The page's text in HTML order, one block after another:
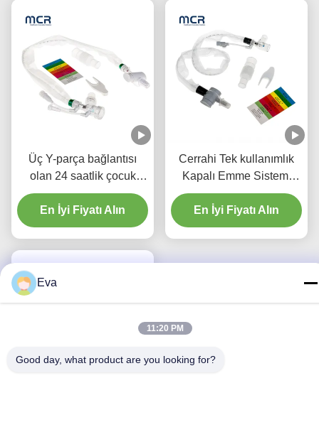
Üç Y-parça bağlantısı
olan 24 saatlik çocuk
kapalı emme kateteri
En İyi Fiyatı Alın
Cerrahi Tek kullanımlık
Kapalı Emme Sistemi
Yenidoğanlar/Pediatri-
Kibirler
En İyi Fiyatı Alın
Eva
11:20 PM
Good day, what product are you looking for?